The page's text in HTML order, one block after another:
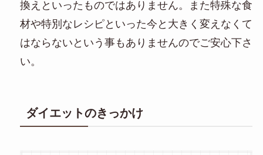
換えといったものではありません。また特殊な食
材や特別なレシピといった今と大きく変えなくて
はならないという事もありませんのでご安心下さ
い。
ダイエットのきっかけ